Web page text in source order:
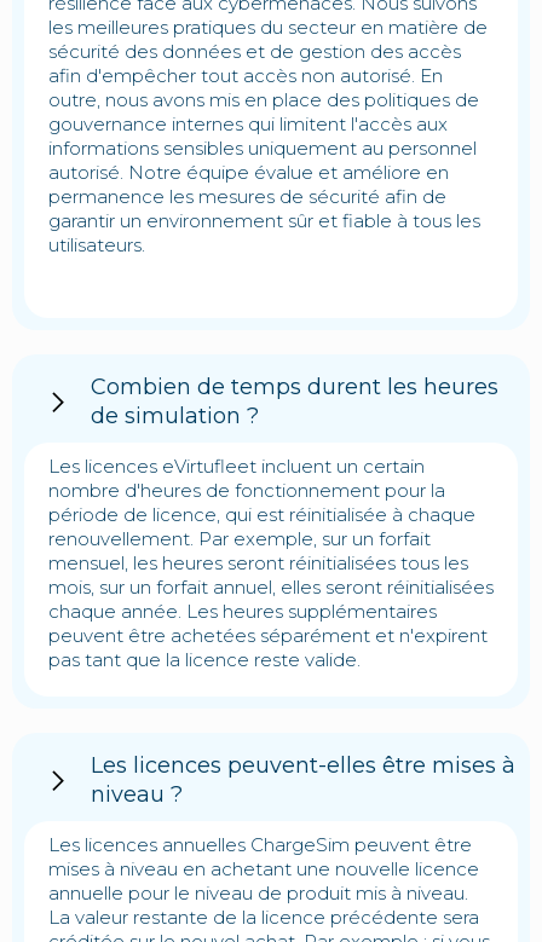
les meilleures pratiques du secteur en matière de
sécurité des données et de gestion des accès
afin d'empêcher tout accès non autorisé. En
outre, nous avons mis en place des politiques de
gouvernance internes qui limitent l'accès aux
informations sensibles uniquement au personnel
autorisé. Notre équipe évalue et améliore en
permanence les mesures de sécurité afin de
garantir un environnement sûr et fiable à tous les
utilisateurs.
Combien de temps durent les heures
de simulation ?
Les licences eVirtufleet incluent un certain
nombre d'heures de fonctionnement pour la
période de licence, qui est réinitialisée à chaque
renouvellement. Par exemple, sur un forfait
mensuel, les heures seront réinitialisées tous les
mois, sur un forfait annuel, elles seront réinitialisées
chaque année. Les heures supplémentaires
peuvent être achetées séparément et n'expirent
pas tant que la licence reste valide.
Les licences peuvent-elles être mises à
niveau ?
Les licences annuelles ChargeSim peuvent être
mises à niveau en achetant une nouvelle licence
annuelle pour le niveau de produit mis à niveau.
La valeur restante de la licence précédente sera